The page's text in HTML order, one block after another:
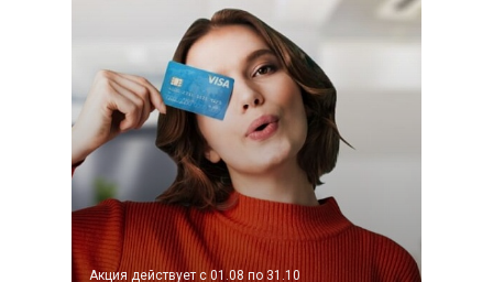
Акция действует с 01.08 по 31.10